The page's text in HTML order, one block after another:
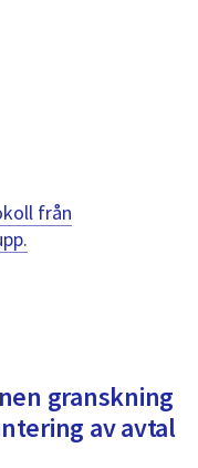
att
navigera
mellan
välja
något
från
granskning
av avtal